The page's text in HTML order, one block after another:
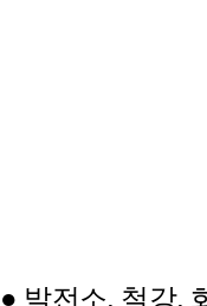
● 발전소, 철강,